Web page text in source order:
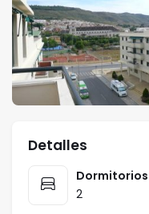
Detalles
Dormitorios
2